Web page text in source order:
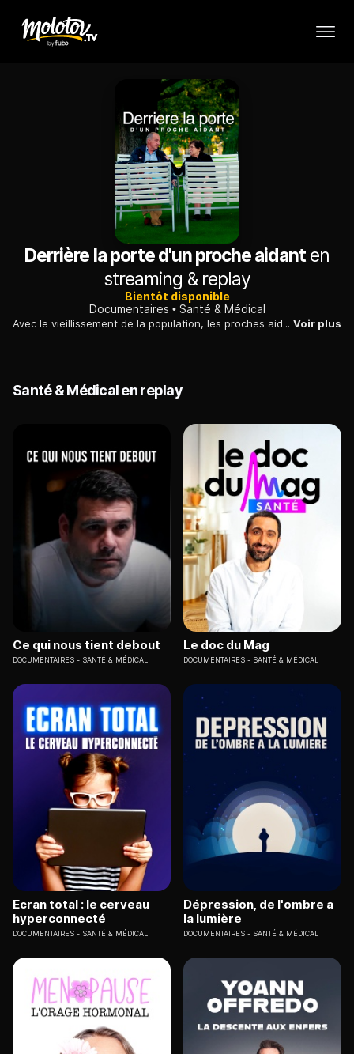
Derrière la porte d'un proche aidanten
streaming & replay
Bientôt disponible
Documentaires
Santé & Médical
Avec le vieillissement de la population, les proches aidants sont devenus indispensables pour prendre soin des personnes âgées. Qu'en est-il au Québec ? Marie-Eve Potvin et Jean-Sébastien Girard proposent une incursion dans leur intimité et lèvent le voile sur cette expérience humaine. Voir plus
Santé & Médical en replay
Ce qui nous tient debout
DOCUMENTAIRES SANTÉ & MÉDICAL
Le doc du Mag
DOCUMENTAIRES SANTÉ & MÉDICAL
Ecran total : le cerveau
hyperconnecté
DOCUMENTAIRES SANTÉ & MÉDICAL
Dépression, de l'ombre a
la lumière
DOCUMENTAIRES SANTÉ & MÉDICAL